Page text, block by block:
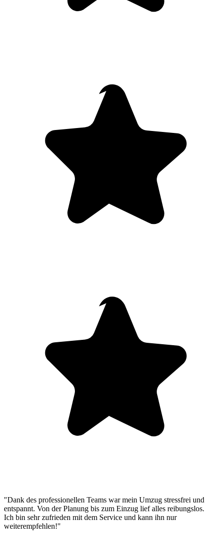
"Dank des professionellen Teams war mein Umzug stressfrei und
entspannt. Von der Planung bis zum Einzug lief alles reibungslos.
Ich bin sehr zufrieden mit dem Service und kann ihn nur
weiterempfehlen!"